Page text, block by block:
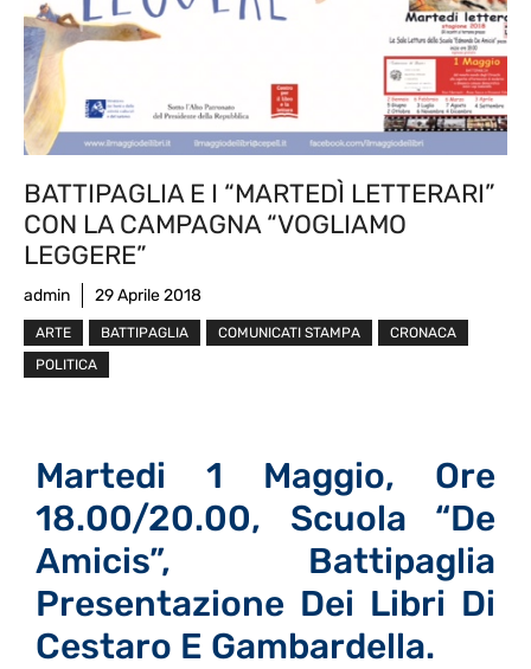
BATTIPAGLIA E I “MARTEDÌ LETTERARI”
CON LA CAMPAGNA “VOGLIAMO
LEGGERE”
admin 29 Aprile 2018
ARTE BATTIPAGLIA COMUNICATI STAMPA
CRONACA
POLITICA
Martedi 1 Maggio, Ore
18.00/20.00, Scuola “De
Amicis”, Battipaglia
Presentazione Dei Libri Di
Cestaro E Gambardella.